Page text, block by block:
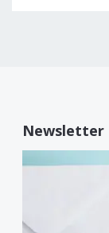
Newsletter